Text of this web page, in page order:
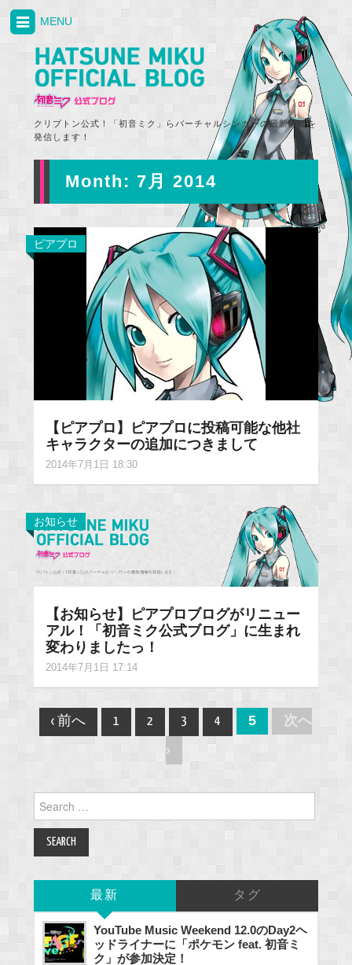
クリプトン公式！「初音ミク」らバーチャルシンガーの最新情報を
発信します！
MENU
Month: 7月 2014
ピアプロ
【ピアプロ】ピアプロに投稿可能な他社
キャラクターの追加につきまして
2014年7月1日 18:30
お知らせ
【お知らせ】ピアプロブログがリニュー
アル！「初音ミク公式ブログ」に生まれ
変わりましたっ！
2014年7月1日 17:14
Post
navigation
‹ 前へ 1 2 3 4 5
次へ
›
for:
最新 タグ
YouTube Music Weekend 12.0のDay2ヘ
ッドライナーに「ポケモン feat. 初音ミ
ク」が参加決定！